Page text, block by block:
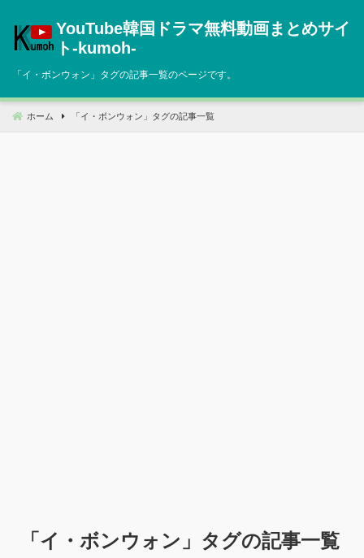
へ
動
YouTube韓国ドラマ無料動画まとめサイ
ト‐kumoh‐
「イ・ボンウォン 」タグの記事一覧のページです。
ホーム 「 イ・ボンウォン 」タグの記事一覧
「イ・ボンウォン 」タグの記事一覧